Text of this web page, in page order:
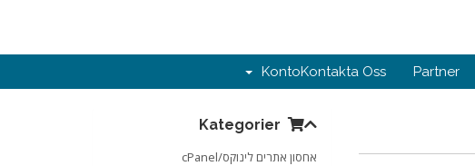
Partner
Kontakta Oss
Konto
Kategorier
אחסון אתרים לינוקס/cPanel